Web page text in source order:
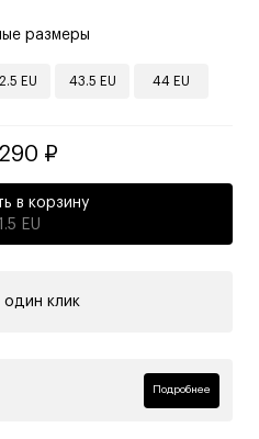
размеры
EU 43.5 EU 44 EU
₽
в корзину
EU
один клик
Подробнее